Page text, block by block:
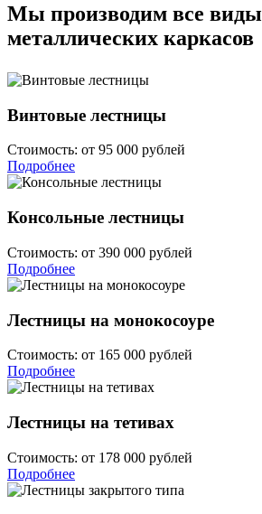
Мы производим все виды
металлических каркасов
Винтовые лестницы
Стоимость: от 95 000 рублей
Подробнее
Консольные лестницы
Стоимость: от 390 000 рублей
Подробнее
Лестницы на монокосоуре
Стоимость: от 165 000 рублей
Подробнее
Лестницы на тетивах
Стоимость: от 178 000 рублей
Подробнее